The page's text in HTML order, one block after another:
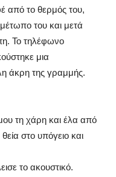
από το θερμός του,
του και μετά
Το τηλέφωνο
μια
άκρη της γραμμής.
τη χάρη και έλα από
στο υπόγειο και
το ακουστικό.